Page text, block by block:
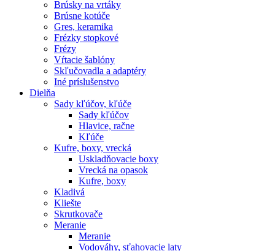
Brúsky na vrtáky
Brúsne kotúče
Gres, keramika
Frézky stopkové
Frézy
Vŕtacie šablóny
Skľučovadla a adaptéry
Iné príslušenstvo
Dielňa
Sady kľúčov, kľúče
Sady kľúčov
Hlavice, račne
Kľúče
Kufre, boxy, vrecká
Uskladňovacie boxy
Vrecká na opasok
Kufre, boxy
Kladivá
Kliešte
Skrutkovače
Meranie
Meranie
Vodováhy, sťahovacie laty